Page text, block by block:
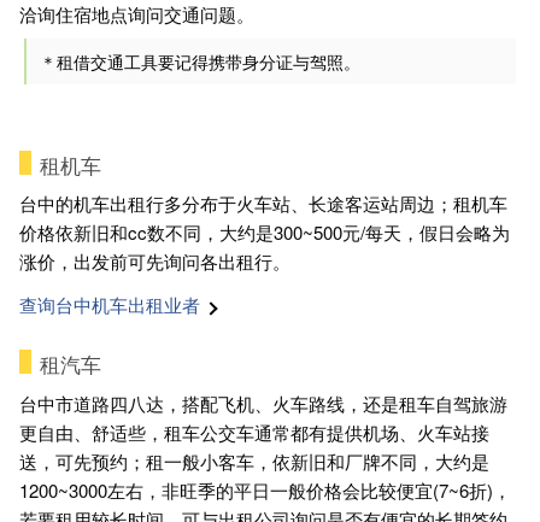
洽询住宿地点询问交通问题。
＊租借交通工具要记得携带身分证与驾照。
租机车
台中的机车出租行多分布于火车站、长途客运站周边；租机车
价格依新旧和cc数不同，大约是300~500元/每天，假日会略为
涨价，出发前可先询问各出租行。
查询台中机车出租业者
租汽车
台中市道路四八达，搭配飞机、火车路线，还是租车自驾旅游
更自由、舒适些，租车公交车通常都有提供机场、火车站接
送，可先预约；租一般小客车，依新旧和厂牌不同，大约是
1200~3000左右，非旺季的平日一般价格会比较便宜(7~6折)，